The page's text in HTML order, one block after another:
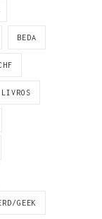
BEDA
LIVROS
GEEK